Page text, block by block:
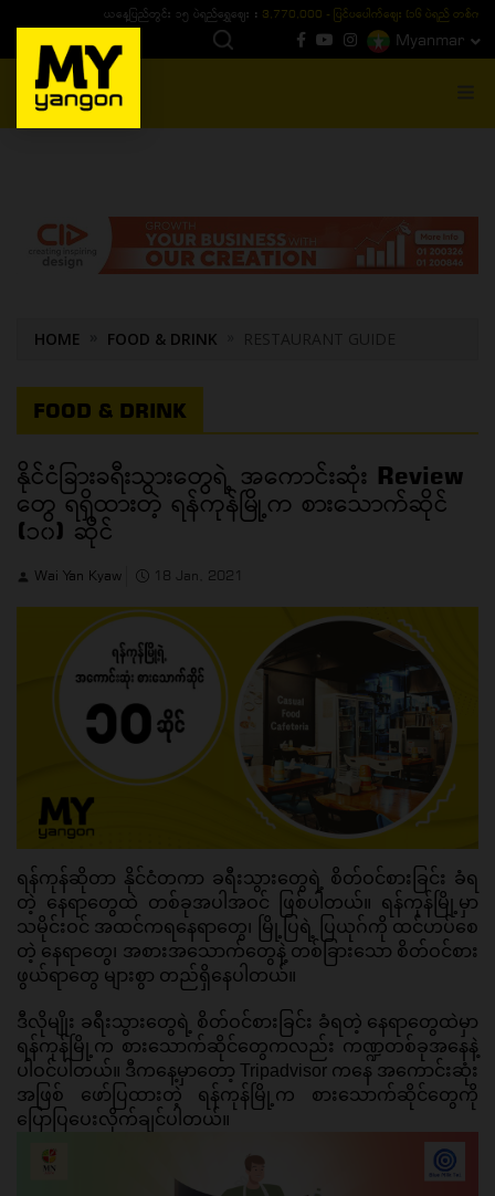
ယနေ့ပြည်တွင်း ၁၅ ပဲရည်ရွှေဈေး : 3,770,000 - ပြင်ပပေါက်စျေး (၁၆ ပဲရည် တစ်ကျပ်
Myanmar
MENU
HOME FOOD & DRINK RESTAURANT GUIDE
FOOD & DRINK
နိုင်ငံခြားခရီးသွားတွေရဲ့ အကောင်းဆုံး Review
တွေ ရရှိထားတဲ့ ရန်ကုန်မြို့က စားသောက်ဆိုင်
(၁၀) ဆိုင်
Wai Yan Kyaw 18 Jan, 2021
ရန်ကုန်ဆိုတာ နိုင်ငံတကာ ခရီးသွားတွေရဲ့ စိတ်ဝင်စားခြင်း ခံရ
တဲ့ နေရာတွေထဲ တစ်ခုအပါအဝင် ဖြစ်ပါတယ်။ ရန်ကုန်မြို့မှာ
သမိုင်းဝင် အထင်ကရနေရာတွေ၊ မြို့ပြရဲ့ ပြယုဂ်ကို ထင်ဟပ်စေ
တဲ့ နေရာတွေ၊ အစားအသောက်တွေနဲ့ တစ်ခြားသော စိတ်ဝင်စား
ဖွယ်ရာတွေ များစွာ တည်ရှိနေပါတယ်။
ဒီလိုမျိုး ခရီးသွားတွေရဲ့ စိတ်ဝင်စားခြင်း ခံရတဲ့ နေရာတွေထဲမှာ
ရန်ကုန်မြို့က စားသောက်ဆိုင်တွေကလည်း ကဏ္ဍတစ်ခုအနေနဲ့
ပါဝင်ပါတယ်။ ဒီကနေ့မှာတော့ Tripadvisor ကနေ အကောင်းဆုံး
အဖြစ် ဖော်ပြထားတဲ့ ရန်ကုန်မြို့က စားသောက်ဆိုင်တွေကို
ပြောပြပေးလိုက်ချင်ပါတယ်။